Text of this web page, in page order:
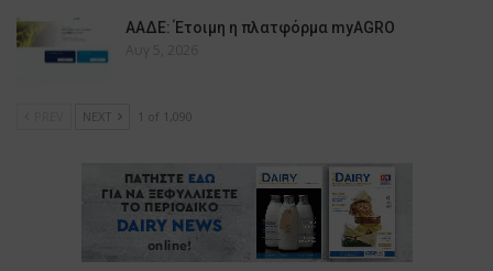
ΑΑΔΕ: Έτοιμη η πλατφόρμα myAGRO
Αυγ 5, 2026
NEXT 1 of 1,090